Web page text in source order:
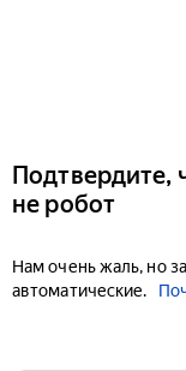
Подтвердите,
не робот
Нам очень жаль, но
автоматические.